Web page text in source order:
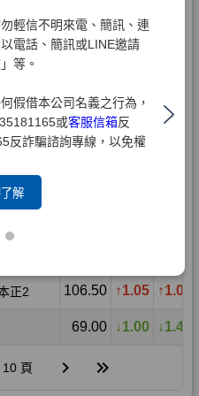
輕信不明來電、簡訊、連
電話、簡訊或LINE邀請
等。
假借本公司名義之行為，
或客服信箱反
反詐騙諮詢專線，以免權
解